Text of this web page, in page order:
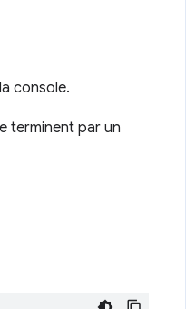
console.
terminent par un